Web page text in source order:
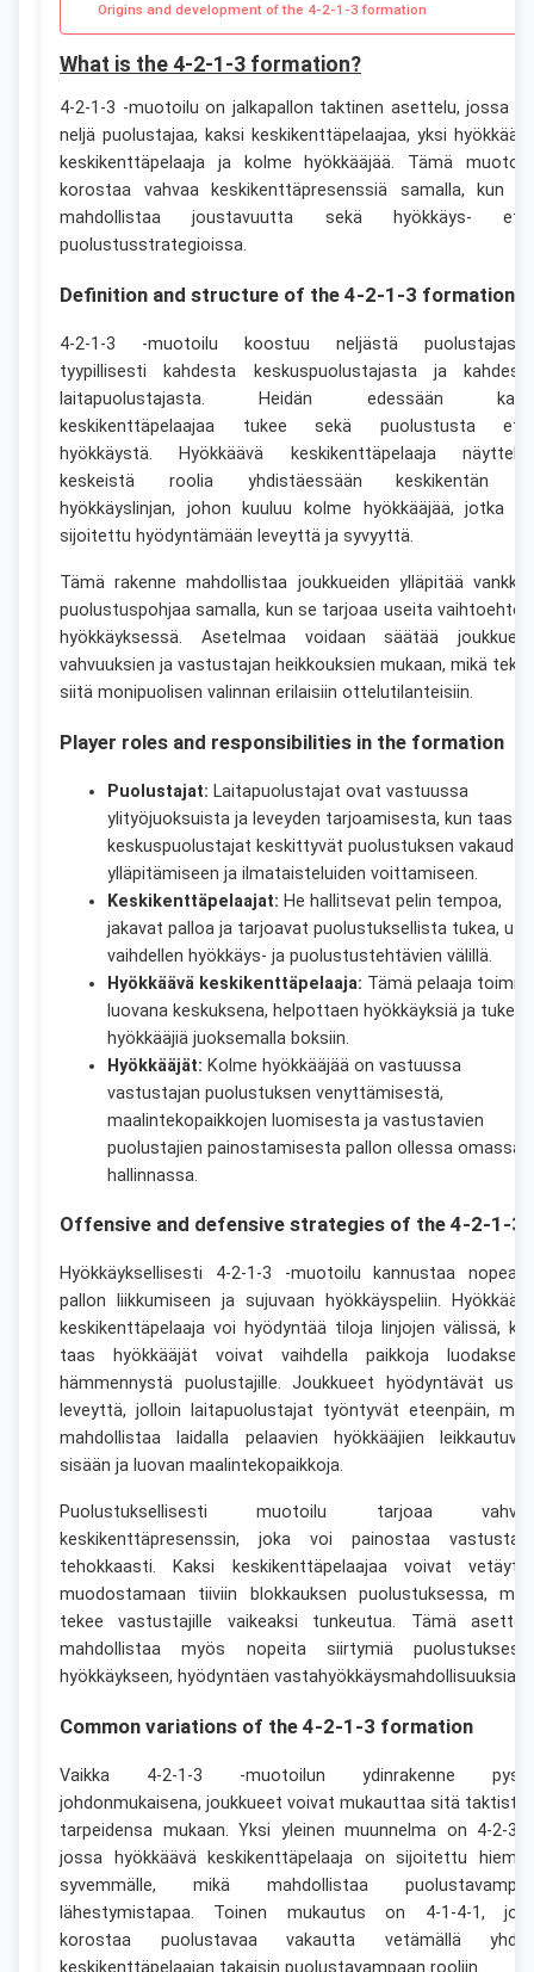
Origins and development of the 4-2-1-3 formation
What is the 4-2-1-3 formation?
4-2-1-3 -muotoilu on jalkapallon taktinen asettelu, jossa
neljä puolustajaa, kaksi keskikenttäpelaajaa, yksi
keskikenttäpelaaja ja kolme hyökkääjää. Tämä
korostaa vahvaa keskikenttäpresenssiä samalla, kun
mahdollistaa joustavuutta sekä hyökkäys-
puolustusstrategioissa.
Definition and structure of the 4-2-1-3 formation
4-2-1-3 -muotoilu koostuu neljästä
tyypillisesti kahdesta keskuspuolustajasta ja
laitapuolustajasta. Heidän edessään
keskikenttäpelaajaa tukee sekä puolustusta
hyökkäystä. Hyökkäävä keskikenttäpelaaja
keskeistä roolia yhdistäessään keskikentän
hyökkäyslinjan, johon kuuluu kolme hyökkääjää, jotka
sijoitettu hyödyntämään leveyttä ja syvyyttä.
Tämä rakenne mahdollistaa joukkueiden ylläpitää
puolustuspohjaa samalla, kun se tarjoaa useita
hyökkäyksessä. Asetelmaa voidaan säätää
vahvuuksien ja vastustajan heikkouksien mukaan, mikä
siitä monipuolisen valinnan erilaisiin ottelutilanteisiin.
Player roles and responsibilities in the formation
Puolustajat: Laitapuolustajat ovat vastuussa
ylityöjuoksuista ja leveyden tarjoamisesta, kun taas
keskuspuolustajat keskittyvät puolustuksen vakauden
ylläpitämiseen ja ilmataisteluiden voittamiseen.
Keskikenttäpelaajat: He hallitsevat pelin tempoa,
jakavat palloa ja tarjoavat puolustuksellista tukea,
vaihdellen hyökkäys- ja puolustustehtävien välillä.
Hyökkäävä keskikenttäpelaaja: Tämä pelaaja toimii
luovana keskuksena, helpottaen hyökkäyksiä ja
hyökkääjiä juoksemalla boksiin.
Hyökkääjät: Kolme hyökkääjää on vastuussa
vastustajan puolustuksen venyttämisestä,
maalintekopaikkojen luomisesta ja vastustavien
puolustajien painostamisesta pallon ollessa omassa
hallinnassa.
Offensive and defensive strategies of the 4-2-1-3
Hyökkäyksellisesti 4-2-1-3 -muotoilu kannustaa
pallon liikkumiseen ja sujuvaan hyökkäyspeliin.
keskikenttäpelaaja voi hyödyntää tiloja linjojen välissä,
taas hyökkääjät voivat vaihdella paikkoja
hämmennystä puolustajille. Joukkueet hyödyntävät
leveyttä, jolloin laitapuolustajat työntyvät eteenpäin,
mahdollistaa laidalla pelaavien hyökkääjien
sisään ja luovan maalintekopaikkoja.
Puolustuksellisesti muotoilu tarjoaa
keskikenttäpresenssin, joka voi painostaa
tehokkaasti. Kaksi keskikenttäpelaajaa voivat
muodostamaan tiiviin blokkauksen puolustuksessa,
tekee vastustajille vaikeaksi tunkeutua. Tämä
mahdollistaa myös nopeita siirtymiä
hyökkäykseen, hyödyntäen vastahyökkäysmahdollisuuksia.
Common variations of the 4-2-1-3 formation
Vaikka 4-2-1-3 -muotoilun ydinrakenne
johdonmukaisena, joukkueet voivat mukauttaa sitä
tarpeidensa mukaan. Yksi yleinen muunnelma on 4-2-3-
jossa hyökkäävä keskikenttäpelaaja on sijoitettu
syvemmälle, mikä mahdollistaa
lähestymistapaa. Toinen mukautus on 4-1-4-1,
korostaa puolustavaa vakautta vetämällä
keskikenttäpelaajan takaisin puolustavampaan rooliin.